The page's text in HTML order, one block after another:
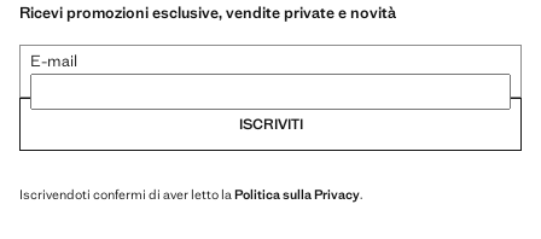
Ricevi promozioni esclusive, vendite private e novità
E-mail
ISCRIVITI
Iscrivendoti confermi di aver letto la Politica sulla Privacy.